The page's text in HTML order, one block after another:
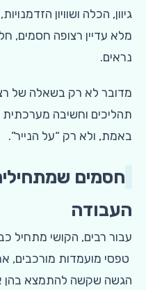
גיוון, הכלה ושוויון
מלא עדיין רצופה חסמים,
נראים.
מדובר לא רק בשאלה של
תהליכים וחשיבה
באמת, ולא רק “על הנייר”.
חסמים
העבודה
עבור רבים, הקושי מתחיל
טפסי מועמדות מורכבים,
הגשה שקשה להתמצא בהן